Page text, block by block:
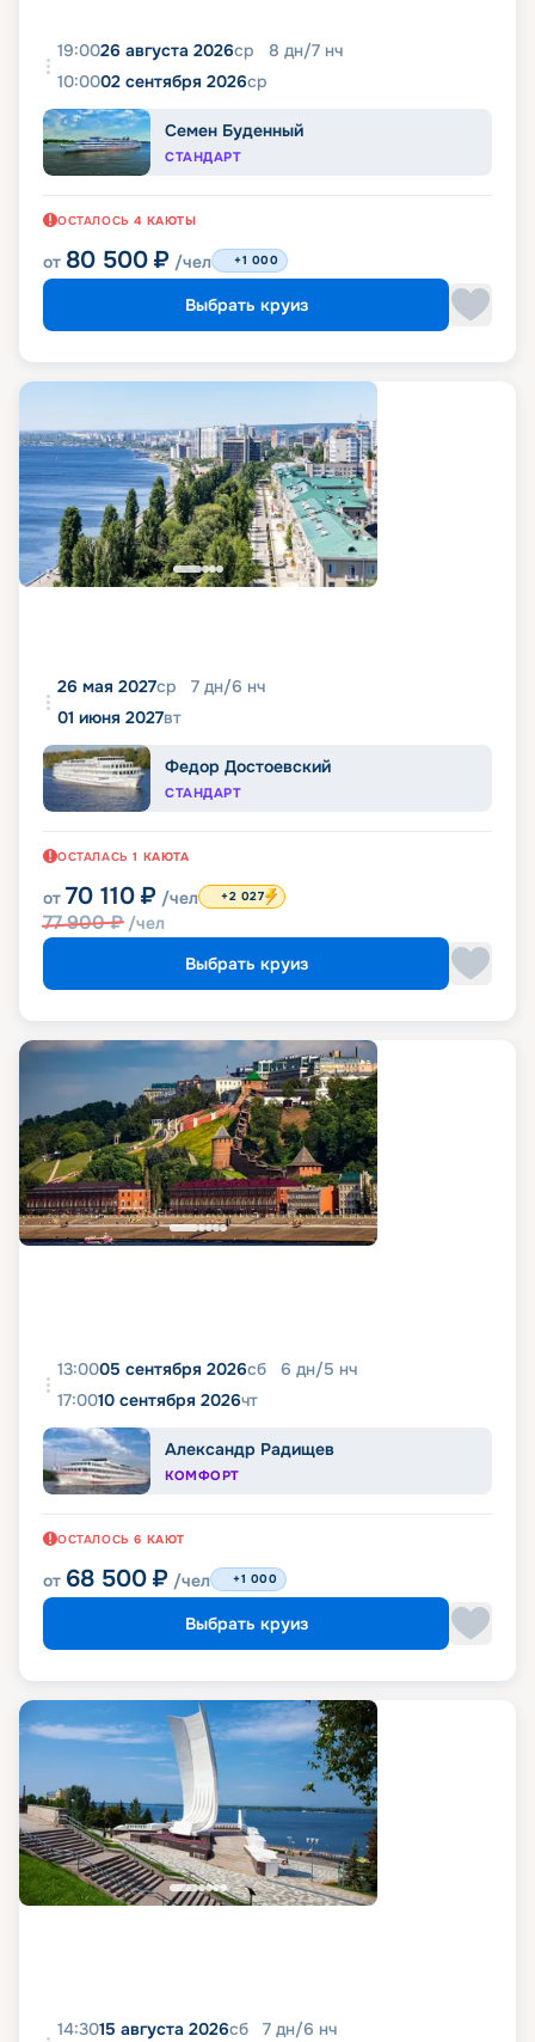
19:0026 августа 2026ср 8 дн/7 нч
10:0002 сентября 2026ср
Семен Буденный
СТАНДАРТ
ОСТАЛОСЬ 4 КАЮТЫ
от 80 500 ₽ /чел +1 000
Выбрать круиз
26 мая 2027ср 7 дн/6 нч
01 июня 2027вт
Федор Достоевский
СТАНДАРТ
ОСТАЛАСЬ 1 КАЮТА
от 70 110 ₽ /чел
77 900₽ /чел
+2 027
Выбрать круиз
13:0005 сентября 2026сб 6 дн/5 нч
17:0010 сентября 2026чт
Александр Радищев
КОМФОРТ
ОСТАЛОСЬ 6 КАЮТ
от 68 500 ₽ /чел +1 000
Выбрать круиз
14:3015 августа 2026сб 7 дн/6 нч